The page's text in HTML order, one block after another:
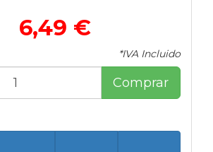
6,49 €
*IVA Incluido
Comprar